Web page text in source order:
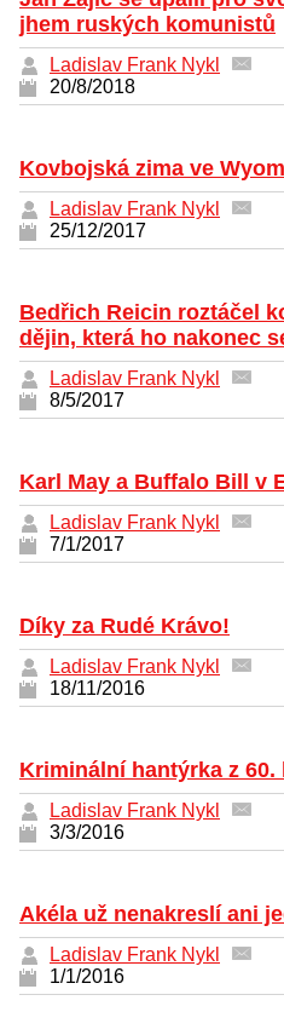
jhem ruských komunistů
Ladislav Frank Nykl
20/8/2018
Kovbojská zima ve
Ladislav Frank Nykl
25/12/2017
Bedřich Reicin roztáčel
dějin, která ho nakonec
Ladislav Frank Nykl
8/5/2017
Karl May a Buffalo Bill v
Ladislav Frank Nykl
7/1/2017
Díky za Rudé Krávo!
Ladislav Frank Nykl
18/11/2016
Kriminální hantýrka z 60.
Ladislav Frank Nykl
3/3/2016
Akéla už nenakreslí ani
Ladislav Frank Nykl
1/1/2016